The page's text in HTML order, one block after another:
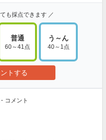
も採点できます ／
普通
60～41点
う～ん
40～1点
トする
コメント